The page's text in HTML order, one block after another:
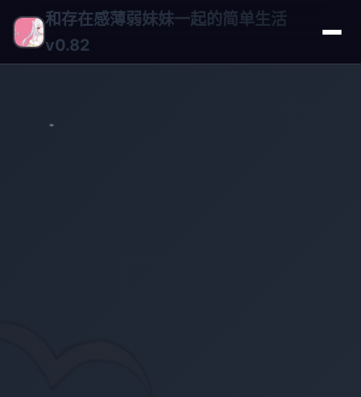
和存在感薄弱妹妹一起的简单生活
v0.82